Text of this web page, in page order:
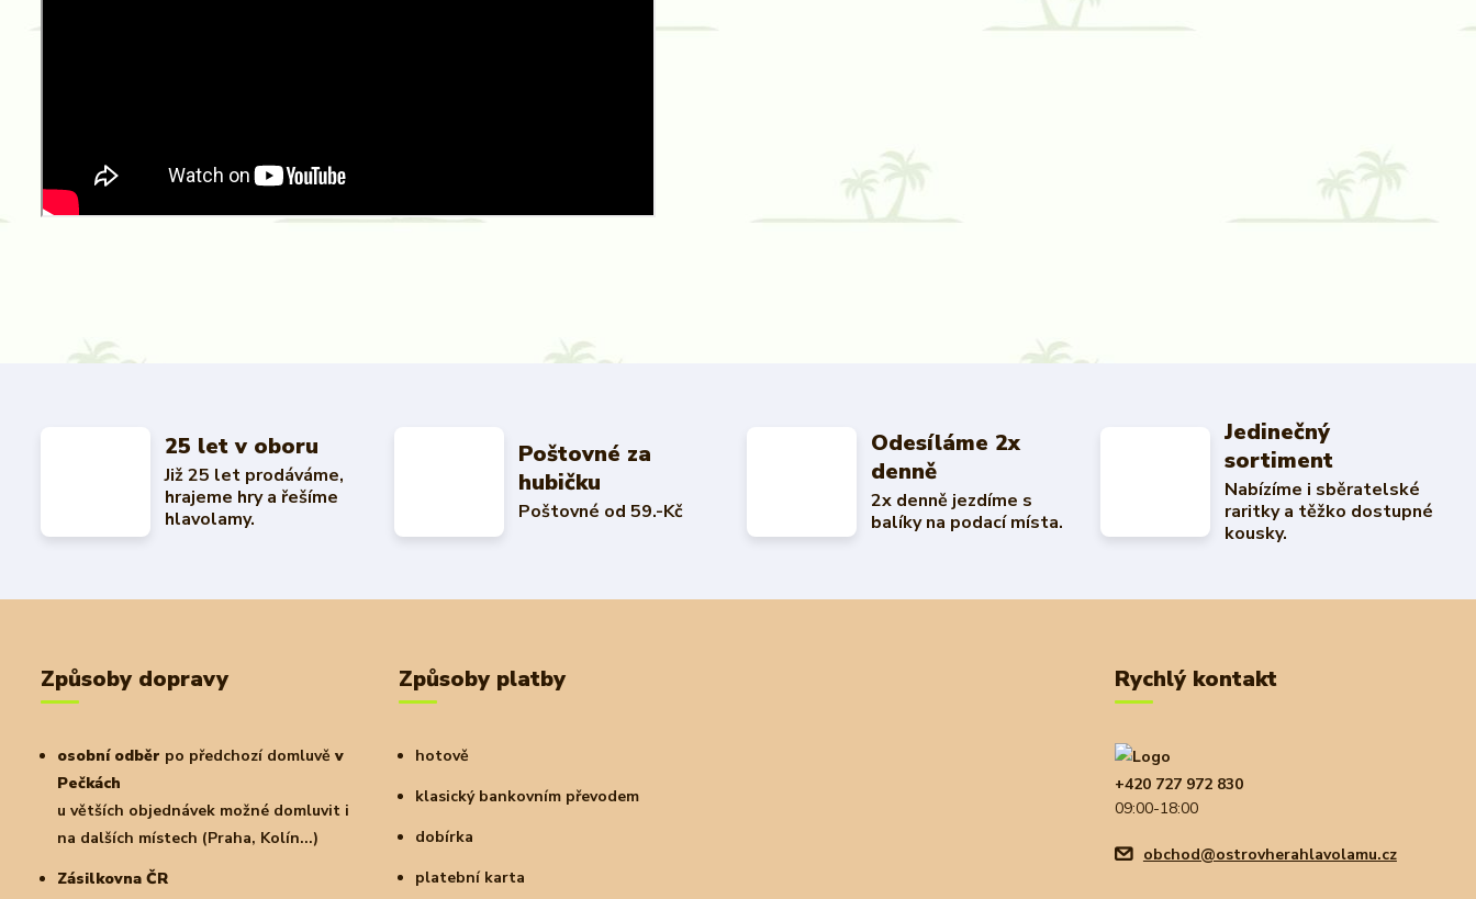
25 let v oboru
Již 25 let prodáváme,
hrajeme hry a řešíme
hlavolamy.
Poštovné za
hubičku
Poštovné od 59.-Kč
Odesíláme 2x
denně
2x denně jezdíme s
balíky na podací místa.
Jedinečný
sortiment
Nabízíme i sběratelské
raritky a těžko dostupné
kousky.
Způsoby dopravy
osobní odběr po předchozí domluvě v
Pečkách
u větších objednávek možné domluvit i
na dalších místech (Praha, Kolín...)
Zásilkovna ČR
Způsoby platby
hotově
klasický bankovním převodem
dobírka
platební karta
Rychlý kontakt
+420 727 972 830
09:00-18:00
obchod@ostrovherahlavolamu.cz